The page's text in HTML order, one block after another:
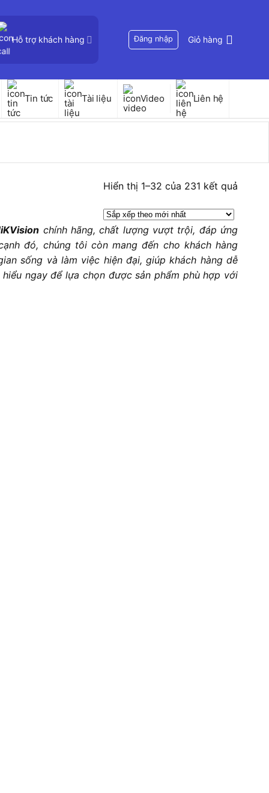
Hỗ trợ khách hàng Đăng nhập Giỏ hàng
Tin tức Tài liệu Video Liên hệ
Hiển thị 1–32 của 231 kết quả
theo
mới
nhất
chính hãng, chất lượng vượt trội, đáp ứng
đó, chúng tôi còn mang đến cho khách hàng
sống và làm việc hiện đại, giúp khách hàng dễ
ngay để lựa chọn được sản phẩm phù hợp với